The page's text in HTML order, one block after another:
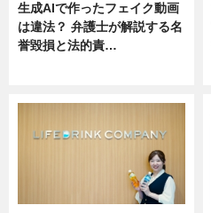
生成AIで作ったフェイク動画
は違法？ 弁護士が解説する名
誉毀損と法的責…